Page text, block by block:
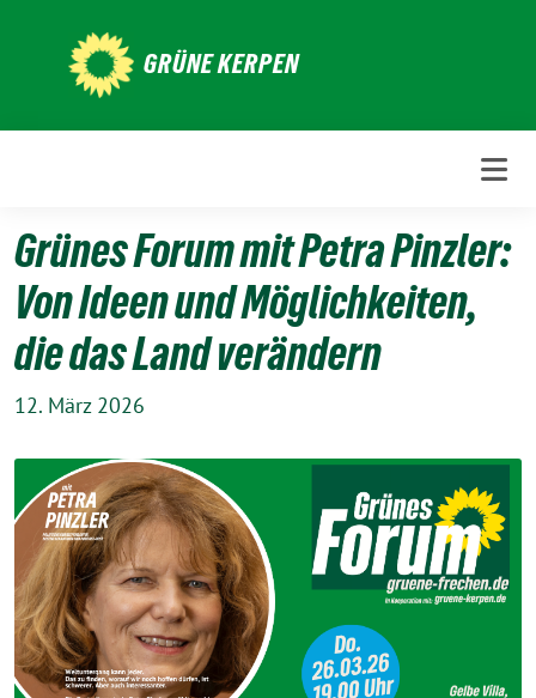
GRÜNE KERPEN
Grünes Forum mit Petra Pinzler:
Von Ideen und Möglichkeiten,
die das Land verändern
12. März 2026